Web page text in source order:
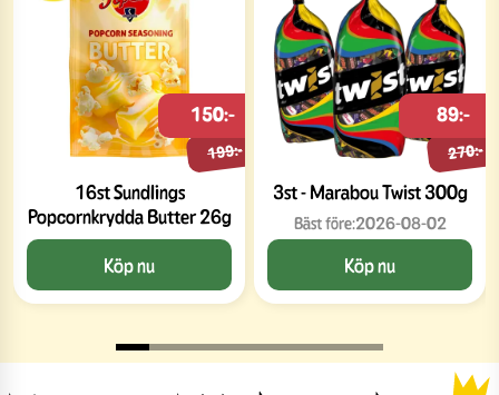
16st Sundlings
Popcornkrydda Butter 26g
199:-
150:-
Köp nu
3st - Marabou Twist 300g
270:-
89:-
Bäst före:2026-08-02
Köp nu